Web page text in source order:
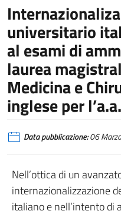
universitario
al esami di
laurea
Medicina e
inglese per
Data pubblicazione:06
Nell’ottica di un
internazionalizzazione
italiano e nell’intento di